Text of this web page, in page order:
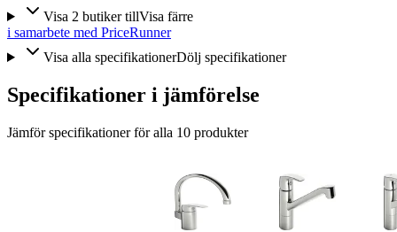
Visa 2 butiker tillVisa färre
i samarbete med PriceRunner
Visa alla specifikationerDölj specifikationer
Specifikationer i jämförelse
Jämför specifikationer för alla 10 produkter